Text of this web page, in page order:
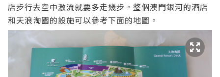
店步行去空中激流就要多走幾步。整個澳門銀河的酒店
和天浪淘園的設施可以參考下面的地圖。